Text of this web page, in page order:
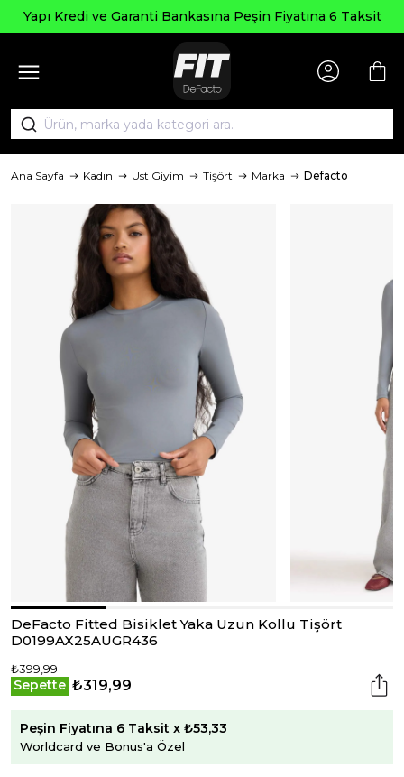
Yapı Kredi ve Garanti Bankasına Peşin Fiyatına 6 Taksit
Ana Sayfa Kadın Üst Giyim Tişört Marka Defacto
DeFacto Fitted Bisiklet Yaka Uzun Kollu Tişört
D0199AX25AUGR436
₺399,99
Sepette ₺319,99
Peşin Fiyatına 6 Taksit x ₺53,33
Worldcard ve Bonus'a Özel